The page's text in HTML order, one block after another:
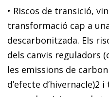
• Riscos de transició,
transformació cap a
descarbonitzada. Els
dels canvis reguladors
les emissions de
d’efecte d’hivernacle)2 i